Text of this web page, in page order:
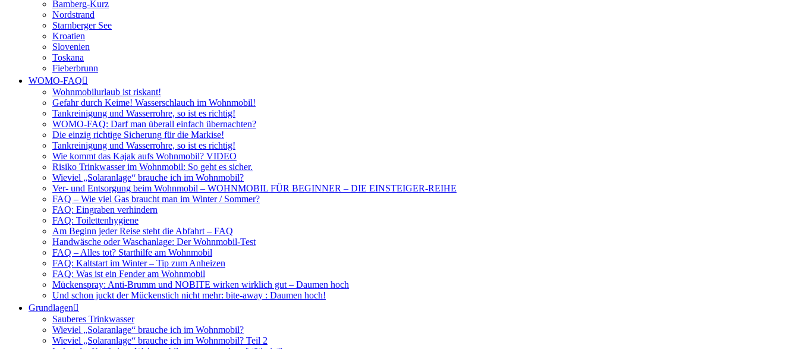
Bamberg-Kurz
Nordstrand
Starnberger See
Kroatien
Slovenien
Toskana
Fieberbrunn
WOMO-FAQ
Wohnmobilurlaub ist riskant!
Gefahr durch Keime! Wasserschlauch im Wohnmobil!
Tankreinigung und Wasserrohre, so ist es richtig!
WOMO-FAQ: Darf man überall einfach übernachten?
Die einzig richtige Sicherung für die Markise!
Tankreinigung und Wasserrohre, so ist es richtig!
Wie kommt das Kajak aufs Wohnmobil? VIDEO
Risiko Trinkwasser im Wohnmobil: So geht es sicher.
Wieviel „Solaranlage“ brauche ich im Wohnmobil?
Ver- und Entsorgung beim Wohnmobil – WOHNMOBIL FÜR BEGINNER – DIE EINSTEIGER-REIHE
FAQ – Wie viel Gas braucht man im Winter / Sommer?
FAQ: Eingraben verhindern
FAQ: Toilettenhygiene
Am Beginn jeder Reise steht die Abfahrt – FAQ
Handwäsche oder Waschanlage: Der Wohnmobil-Test
FAQ – Alles tot? Starthilfe am Wohnmobil
FAQ: Kaltstart im Winter – Tip zum Anheizen
FAQ: Was ist ein Fender am Wohnmobil
Mückenspray: Anti-Brumm und NOBITE wirken wirklich gut – Daumen hoch
Und schon juckt der Mückenstich nicht mehr: bite-away : Daumen hoch!
Grundlagen
Sauberes Trinkwasser
Wieviel „Solaranlage“ brauche ich im Wohnmobil?
Wieviel „Solaranlage“ brauche ich im Wohnmobil? Teil 2